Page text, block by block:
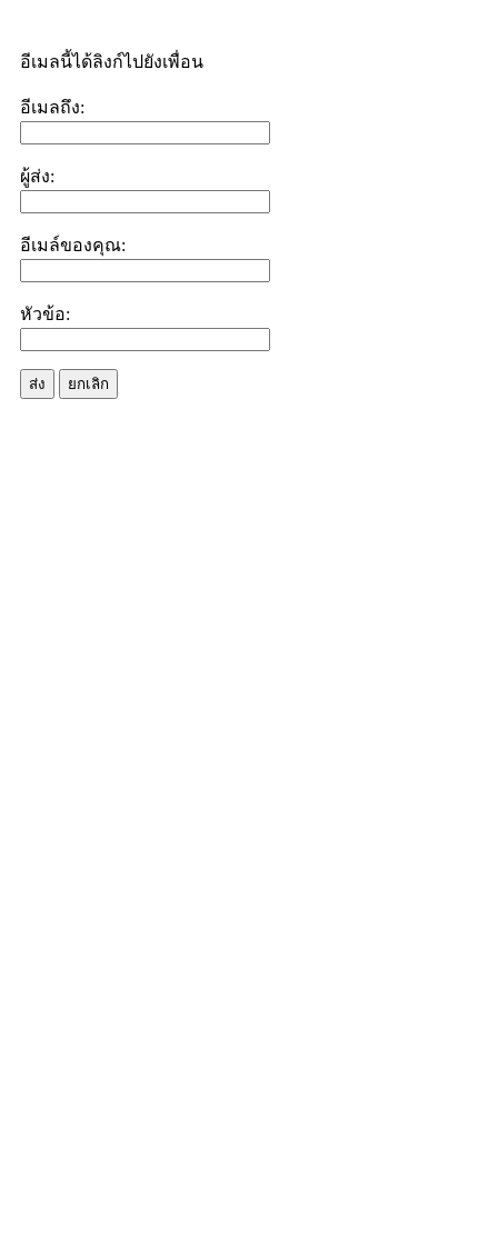
อีเมลนี้ได้ลิงก์ไปยังเพื่อน
อีเมลถึง:
ผู้ส่ง:
อีเมล์ของคุณ:
หัวข้อ:
ส่ง ยกเลิก